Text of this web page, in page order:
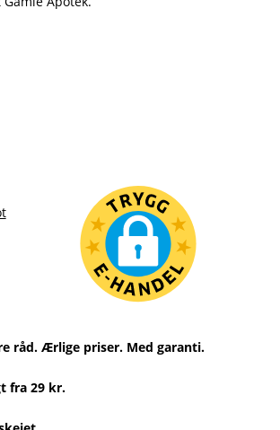
råd. Ærlige priser. Med garanti.
fra 29 kr.